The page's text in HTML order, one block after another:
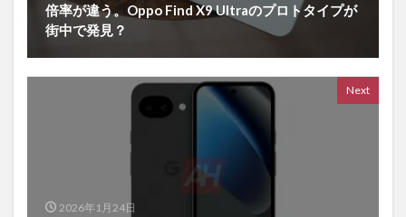
倍率が違う。Oppo Find X9 Ultraのプロトタイプが
街中で発見？
Next
2026年1月24日